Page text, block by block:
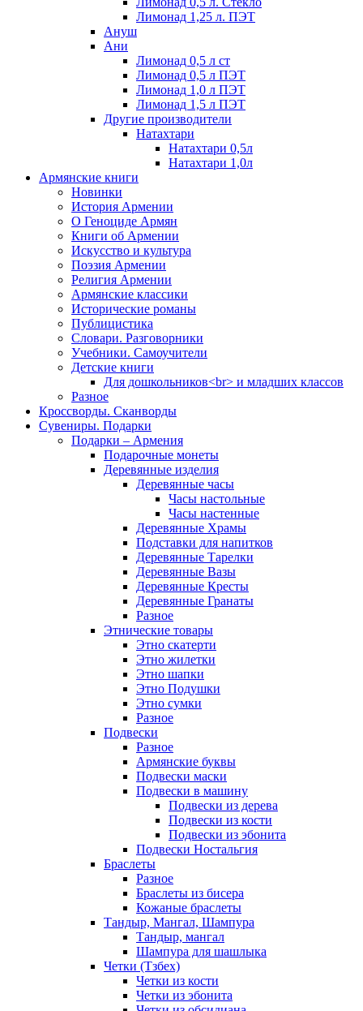
Лимонад 1,25 л. ПЭТ
Ануш
Ани
Лимонад 0,5 л ст
Лимонад 0,5 л ПЭТ
Лимонад 1,0 л ПЭТ
Лимонад 1,5 л ПЭТ
Другие производители
Натахтари
Натахтари 0,5л
Натахтари 1,0л
Армянские книги
Новинки
История Армении
О Геноциде Армян
Книги об Армении
Иcкусство и культура
Поэзия Армении
Религия Армении
Армянские классики
Исторические романы
Публицистика
Словари. Разговорники
Учебники. Самоучители
Детские книги
Для дошкольников<br> и младших классов
Разное
Кроссворды. Сканворды
Сувениры. Подарки
Подарки – Армения
Подарочные монеты
Деревянные изделия
Деревянные часы
Часы настольные
Часы настенные
Деревянные Храмы
Подставки для напитков
Деревянные Тарелки
Деревянные Вазы
Деревянные Кресты
Деревянные Гранаты
Разное
Этнические товары
Этно скатерти
Этно жилетки
Этно шапки
Этно Подушки
Этно сумки
Разное
Подвески
Разное
Армянские буквы
Подвески маски
Подвески в машину
Подвески из дерева
Подвески из кости
Подвески из эбонита
Подвески Ностальгия
Браслеты
Разное
Браслеты из бисера
Кожаные браслеты
Тандыр, Мангал, Шампура
Тандыр, мангал
Шампура для шашлыка
Четки (Тзбех)
Четки из кости
Четки из эбонита